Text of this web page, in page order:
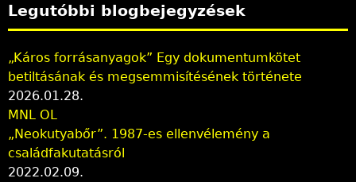
Legutóbbi blogbejegyzések
„Káros forrásanyagok” Egy dokumentumkötet
betiltásának és megsemmisítésének története
2026.01.28.
MNL OL
„Neokutyabőr”. 1987-es ellenvélemény a
családfakutatásról
2022.02.09.